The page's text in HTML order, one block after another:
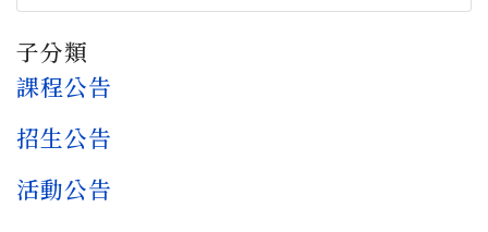
子分類
課程公告
招生公告
活動公告